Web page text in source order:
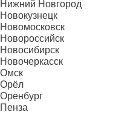
Нижний Новгород
Новокузнецк
Новомосковск
Новороссийск
Новосибирск
Новочеркасск
Омск
Орёл
Оренбург
Пенза